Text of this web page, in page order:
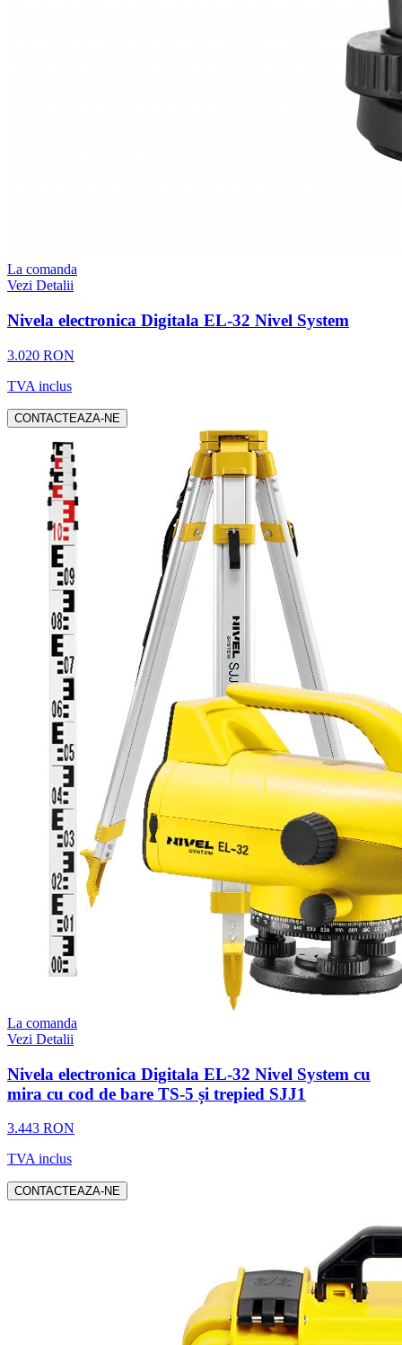
La comanda
Vezi Detalii
Nivela electronica Digitala EL-32 Nivel System
3.020 RON
TVA inclus
CONTACTEAZA-NE
La comanda
Vezi Detalii
Nivela electronica Digitala EL-32 Nivel System cu
mira cu cod de bare TS-5 și trepied SJJ1
3.443 RON
TVA inclus
CONTACTEAZA-NE